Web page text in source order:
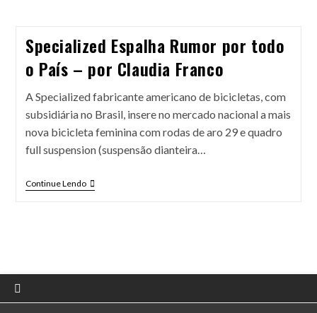
Specialized Espalha Rumor por todo
o País – por Claudia Franco
A Specialized fabricante americano de bicicletas, com
subsidiária no Brasil, insere no mercado nacional a mais
nova bicicleta feminina com rodas de aro 29 e quadro
full suspension (suspensão dianteira…
Continue Lendo